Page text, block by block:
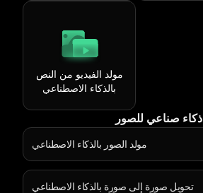
مولد الفيديو من النص
بالذكاء الاصطناعي
ذكاء صناعي للصور
مولد الصور بالذكاء الاصطناعي
تحويل صورة إلى صورة بالذكاء الاصطناعي